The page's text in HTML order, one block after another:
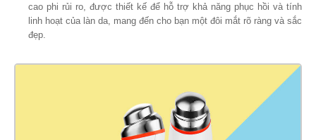
cao phi rủi ro, được thiết kế để hỗ trợ khả năng phục hồi và tính
linh hoạt của làn da, mang đến cho bạn một đôi mắt rõ ràng và sắc
đẹp.